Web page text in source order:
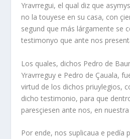
Yravrregui, el qual diz que
no la touyese en su casa, con
segund que más lárgamente se
testimonyo que ante nos
Los quales, dichos Pedro de
Yravrreguy e Pedro de Çauala,
virtud de los dichos priuylegios,
dicho testimonio, para que
paresçiesen ante nos, en
Por ende, nos suplicaua e pedía